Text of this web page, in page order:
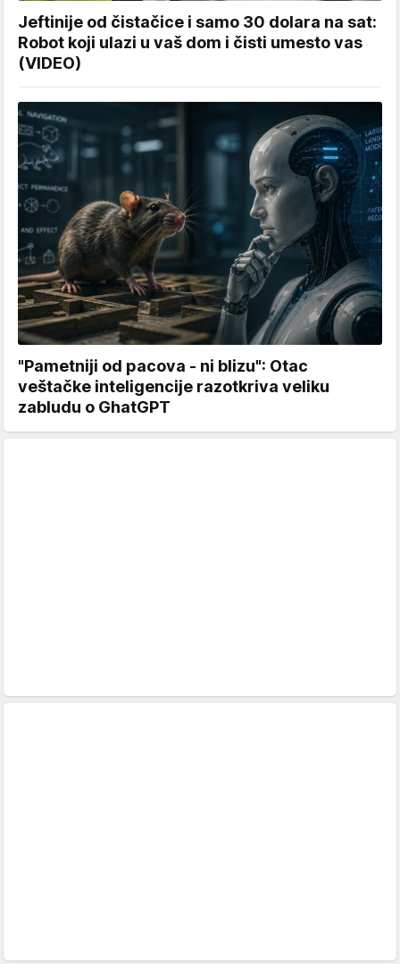
Jeftinije od čistačice i samo 30 dolara na sat:
Robot koji ulazi u vaš dom i čisti umesto vas
(VIDEO)
"Pametniji od pacova - ni blizu": Otac
veštačke inteligencije razotkriva veliku
zabludu o GhatGPT